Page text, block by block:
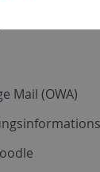
Mail (OWA)